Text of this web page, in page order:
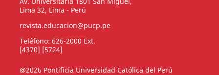
Lima 32, Lima - Perú
revista.educacion@pucp.pe
Teléfono: 626-2000 Ext.
[4370] [5724]
@2026 Pontificia Universidad Católica del Perú